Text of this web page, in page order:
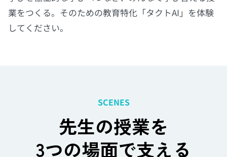
業をつくる。そのための教育特化「タクトAI」を体験
してください。
SCENES
先生の授業を
3つの場面で支える